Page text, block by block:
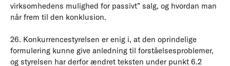
virksomhedens mulighed for passivt” salg, og hvordan man
når frem til den konklusion.
26. Konkurrencestyrelsen er enig i, at den oprindelige
formulering kunne give anledning til forståelsesproblemer,
og styrelsen har derfor ændret teksten under punkt 6.2